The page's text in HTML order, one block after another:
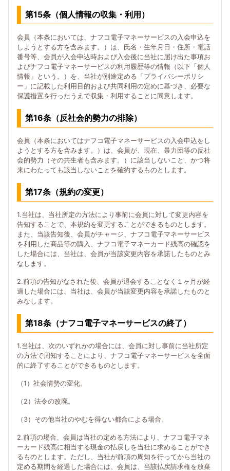
第15条（個人情報の収集・利用）
会員（本条においては、ナフコ電子マネーサービスの入会申込を
しようとする方を含みます。）は、氏名・生年月日・住所・電話
番号等、会員が入会申込時および入会後に当社に届け出た事項お
よびナフコ電子マネーサービスの利用履歴等の情報（以下「個人
情報」という。）を、当社が別途定める「プライバシーポリシ
ー」に記載した利用目的および共同利用の定めに基づき、必要な
保護措置を行ったうえで収集・利用することに同意します。
第16条（反社会的勢力の排除）
会員（本条においてはナフコ電子マネーサービスの入会申込をし
ようとする方を含みます。）は、会員が、現在、暴力団等の反社
会的勢力（その共生者も含みます。）に該当しないこと、かつ将
来にわたっても該当しないことを確約するものとします。
第17条（規約の変更）
1.当社は、当社所定の方法により事前に会員に対して変更内容を
告知することで、本規約を変更することができるものとします。
また、当該告知後、会員がチャージ、ナフコ電子マネーサービス
を利用した商品等の購入、ナフコ電子マネーカード残高の確認を
した場合には、当社は、会員が当該変更内容を承諾したものとみ
なします。
2.前項の告知がなされた後、会員が退会することなく１ヶ月が経
過した場合には、当社は、会員が当該変更内容を承諾したものと
みなします。
第18条（ナフコ電子マネーサービスの終了）
1.当社は、次のいずれかの場合には、会員に対し事前に当社所定
の方法で周知することにより、ナフコ電子マネーサービスを全面
的に終了することができるものとします。
（1）社会情勢の変化。
（2）法令の改廃。
（3）その他当社のやむを得ない都合による場合。
2.前項の場合、会員は当社の定める方法により、ナフコ電子マネ
ーカード残高に相当する現金の払戻しを当社に求めることができ
るものとします。ただし、当社が前項の周知を行ってから当社の
定める期間を経過した場合には、会員は、当該払戻請求権を放棄